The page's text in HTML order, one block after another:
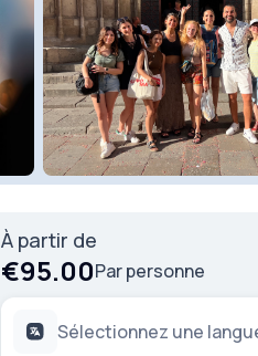
À partir de
€95.00Par personne
Sélectionnez une